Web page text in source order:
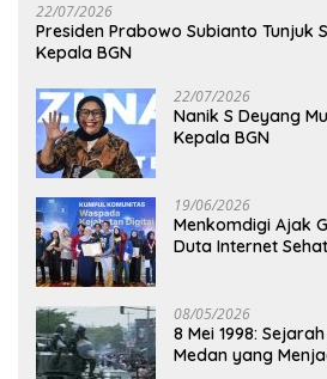
22/07/2026
Presiden Prabowo Subianto Tunjuk
Kepala BGN
22/07/2026
Nanik S Deyang
Kepala BGN
19/06/2026
Menkomdigi Ajak
Duta Internet
08/05/2026
8 Mei 1998:
Medan yang